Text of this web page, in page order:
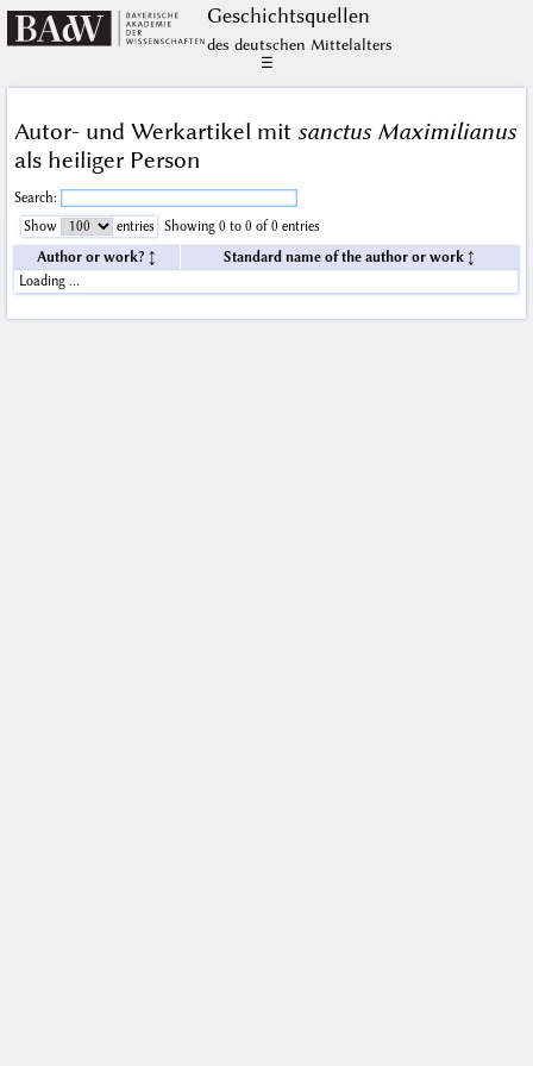
Geschichts­quellen
des deutschen Mittelalters
☰
Autor- und Werkartikel mit sanctus Maximilianus
als heiliger Person
Search:
Show
entries
Showing 0 to 0 of 0 entries
Author or work?
Standard name of the author or work
Loading …